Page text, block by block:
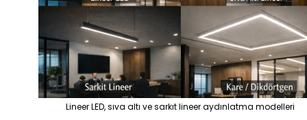
Lineer LED, sıva altı ve sarkıt lineer aydınlatma modelleri